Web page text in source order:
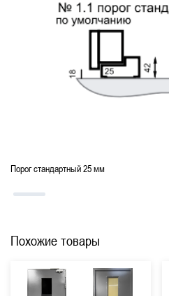
Для диспетчерских и охранных помещений
Со звукоизоляцией
Порог стандартный 25 мм
Похожие товары